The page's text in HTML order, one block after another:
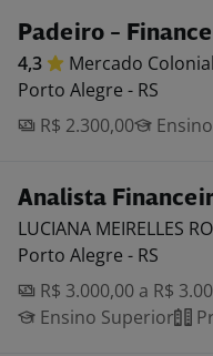
Padeiro -
4,3 Mercado Colonial
Porto Alegre - RS
R$ 2.300,00
Analista
LUCIANA MEIRELLES
Porto Alegre - RS
R$ 3.000,00 a R$
Ensino Superior